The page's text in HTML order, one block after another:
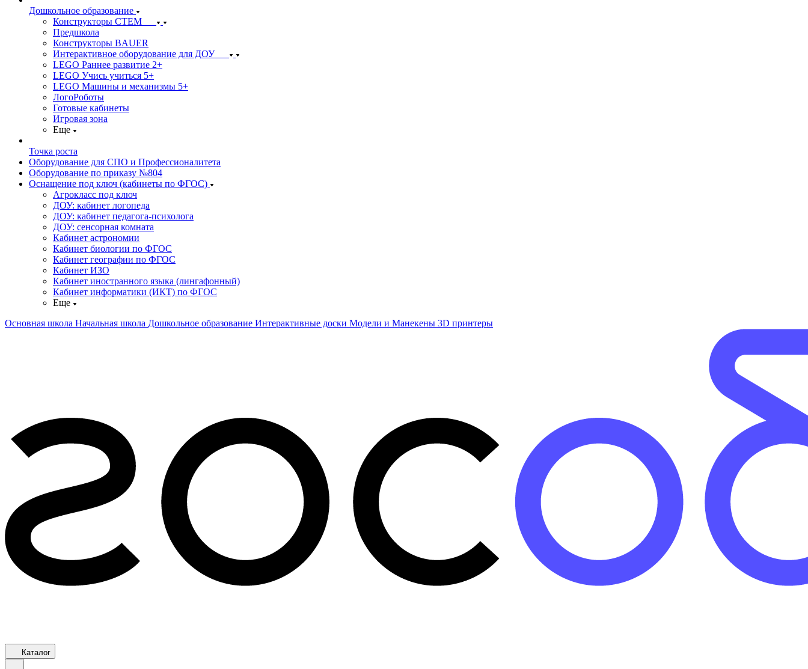
Дошкольное образование
Конструкторы СТЕМ
Предшкола
Конструкторы BAUER
Интерактивное оборудование для ДОУ
LEGO Раннее развитие 2+
LEGO Учись учиться 5+
LEGO Машины и механизмы 5+
ЛогоРоботы
Готовые кабинеты
Игровая зона
Еще
Точка роста
Оборудование для СПО и Профессионалитета
Оборудование по приказу №804
Оснащение под ключ (кабинеты по ФГОС)
Агрокласс под ключ
ДОУ: кабинет логопеда
ДОУ: кабинет педагога-психолога
ДОУ: сенсорная комната
Кабинет астрономии
Кабинет биологии по ФГОС
Кабинет географии по ФГОС
Кабинет ИЗО
Кабинет иностранного языка (лингафонный)
Кабинет информатики (ИКТ) по ФГОС
Еще
Основная школа Начальная школа Дошкольное образование Интерактивные доски Модели и Манекены 3D принтеры
Каталог